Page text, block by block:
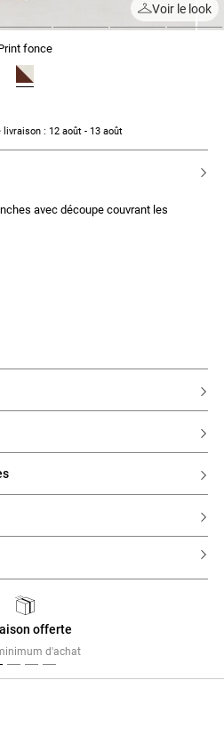
Voir le look
print fonce
livraison: 12 août - 13 août
avec découpe couvrant les
buste
offerte
d'achat